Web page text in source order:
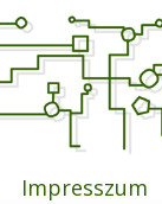
Impresszum